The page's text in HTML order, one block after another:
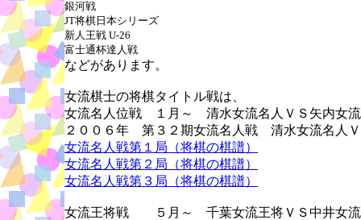
銀河戦
JT将棋日本シリーズ
新人王戦 U-26
富士通杯達人戦
などがあります。
女流棋士の将棋タイトル戦は、
女流名人位戦 １月～ 清水女流名人ＶＳ矢内女
２００６年 第３２期女流名人戦 清水女流名人
女流名人戦第１局（将棋の棋譜）
女流名人戦第２局（将棋の棋譜）
女流名人戦第３局（将棋の棋譜）
女流王将戦 ５月～ 千葉女流王将ＶＳ中井女流